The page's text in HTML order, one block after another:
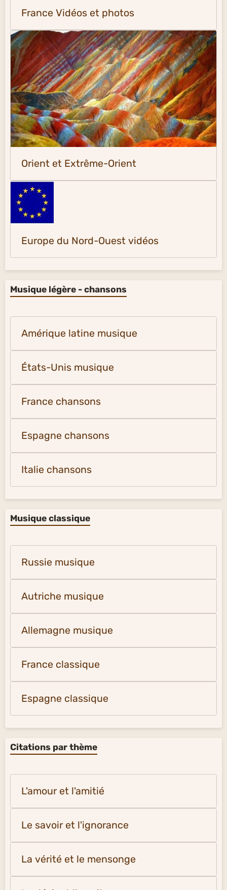
France Vidéos et photos
Orient et Extrême-Orient
Europe du Nord-Ouest vidéos
Musique légère - chansons
Amérique latine musique
États-Unis musique
France chansons
Espagne chansons
Italie chansons
Musique classique
Russie musique
Autriche musique
Allemagne musique
France classique
Espagne classique
Citations par thème
L'amour et l'amitié
Le savoir et l'ignorance
La vérité et le mensonge